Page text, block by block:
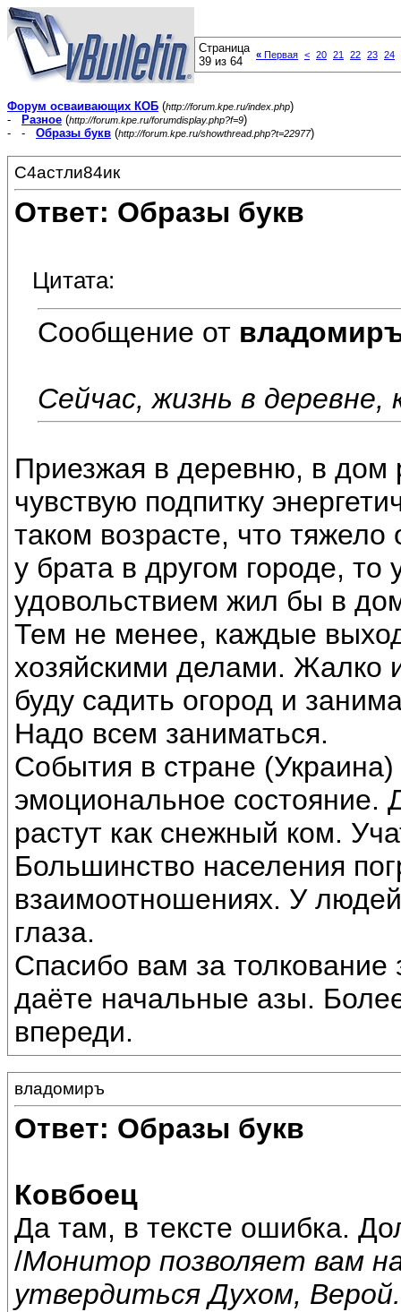
Страница
39 из 64
« Первая < 20 21 22 23 24
Форум осваивающих КОБ (http://forum.kpe.ru/index.php)
-
Разное (http://forum.kpe.ru/forumdisplay.php?f=9)
- - Образы букв (http://forum.kpe.ru/showthread.php?t=22977)
С4астли84ик
Ответ: Образы букв
Цитата:
Сообщение от
Сейчас, жизнь в
Приезжая в деревню, в
чувствую подпитку
таком возрасте, что
у брата в другом городе,
удовольствием жил бы в
Тем не менее, каждые
хозяйскими делами. Жалко
буду садить огород и
Надо всем заниматься.
События в стране
эмоциональное состояние.
растут как снежный ком.
Большинство населения
взаимоотношениях. У
глаза.
Спасибо вам за
даёте начальные азы.
впереди.
владомиръ
Ответ: Образы букв
Ковбоец
Да там, в тексте ошибка.
/Монитор позволяет вам
утвердиться Духом, Верой.